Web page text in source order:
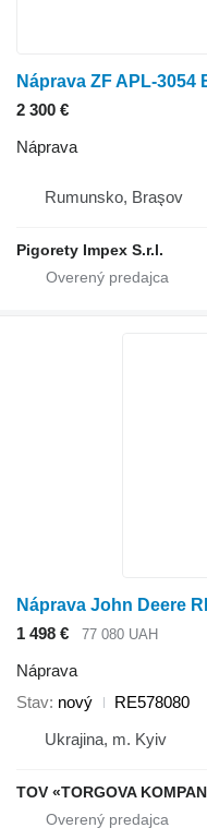
2 300 €
Náprava
Rumunsko, Braşov
Pigorety Impex S.r.l.
1 498 € 77 080 UAH
Náprava
Stav nový
RE578080
Ukrajina, m. Kyiv
TOV «TORGOVA